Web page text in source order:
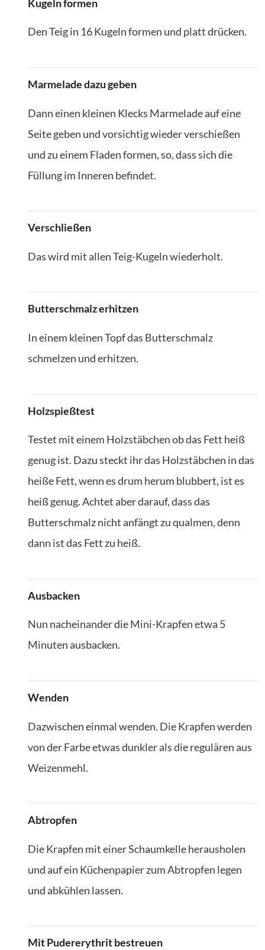
Kugeln formen
Den Teig in 16 Kugeln formen und platt drücken.
Marmelade dazu geben
Dann einen kleinen Klecks Marmelade auf eine
Seite geben und vorsichtig wieder verschießen
und zu einem Fladen formen, so, dass sich die
Füllung im Inneren befindet.
Verschließen
Das wird mit allen Teig-Kugeln wiederholt.
Butterschmalz erhitzen
In einem kleinen Topf das Butterschmalz
schmelzen und erhitzen.
Holzspießtest
Testet mit einem Holzstäbchen ob das Fett heiß
genug ist. Dazu steckt ihr das Holzstäbchen in das
heiße Fett, wenn es drum herum blubbert, ist es
heiß genug. Achtet aber darauf, dass das
Butterschmalz nicht anfängt zu qualmen, denn
dann ist das Fett zu heiß.
Ausbacken
Nun nacheinander die Mini-Krapfen etwa 5
Minuten ausbacken.
Wenden
Dazwischen einmal wenden. Die Krapfen werden
von der Farbe etwas dunkler als die regulären aus
Weizenmehl.
Abtropfen
Die Krapfen mit einer Schaumkelle herausholen
und auf ein Küchenpapier zum Abtropfen legen
und abkühlen lassen.
Mit Pudererythrit bestreuen